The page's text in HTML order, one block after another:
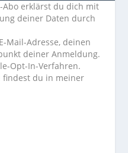
erklärst du dich mit
deiner Daten durch
Mail-Adresse, deinen
deiner Anmeldung.
Opt-In-Verfahren.
findest du in meiner